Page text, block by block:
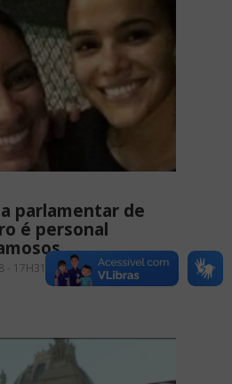
parlamentar de
é personal
- 17H31